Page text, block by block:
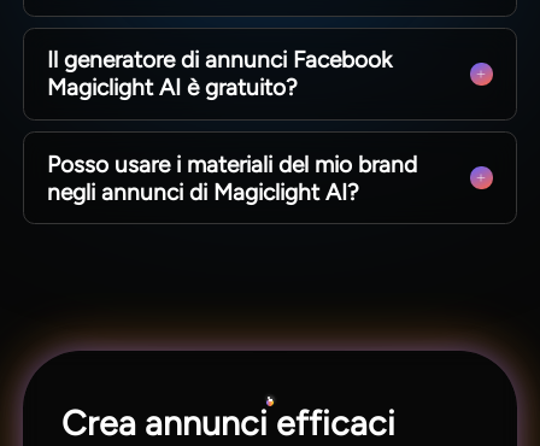
Puoi creare promozioni prodotto, annunci corsi,
teaser eventi e video narrativi brevi e lunghi.
Il generatore di annunci Facebook
Magiclight AI è gratuito?
Esiste una versione gratuita per provare le
funzioni base. I piani a pagamento offrono
maggiori potenzialità.
Posso usare i materiali del mio brand
negli annunci di Magiclight AI?
Crea annunci efficaci